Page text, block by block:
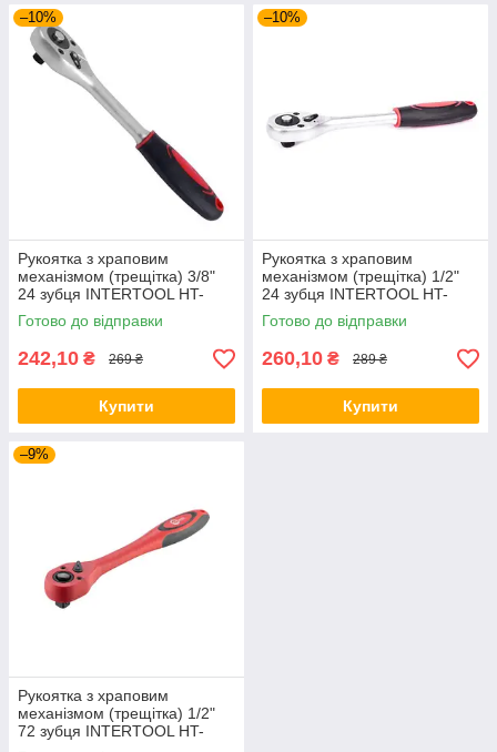
–10%
Рукоятка з храповим
механізмом (трещітка) 3/8"
24 зубця INTERTOOL HT-
2105
Готово до відправки
242,10 ₴ 269 ₴
Купити
–10%
Рукоятка з храповим
механізмом (трещітка) 1/2"
24 зубця INTERTOOL HT-
2106
Готово до відправки
260,10 ₴ 289 ₴
Купити
–9%
Рукоятка з храповим
механізмом (трещітка) 1/2"
72 зубця INTERTOOL HT-